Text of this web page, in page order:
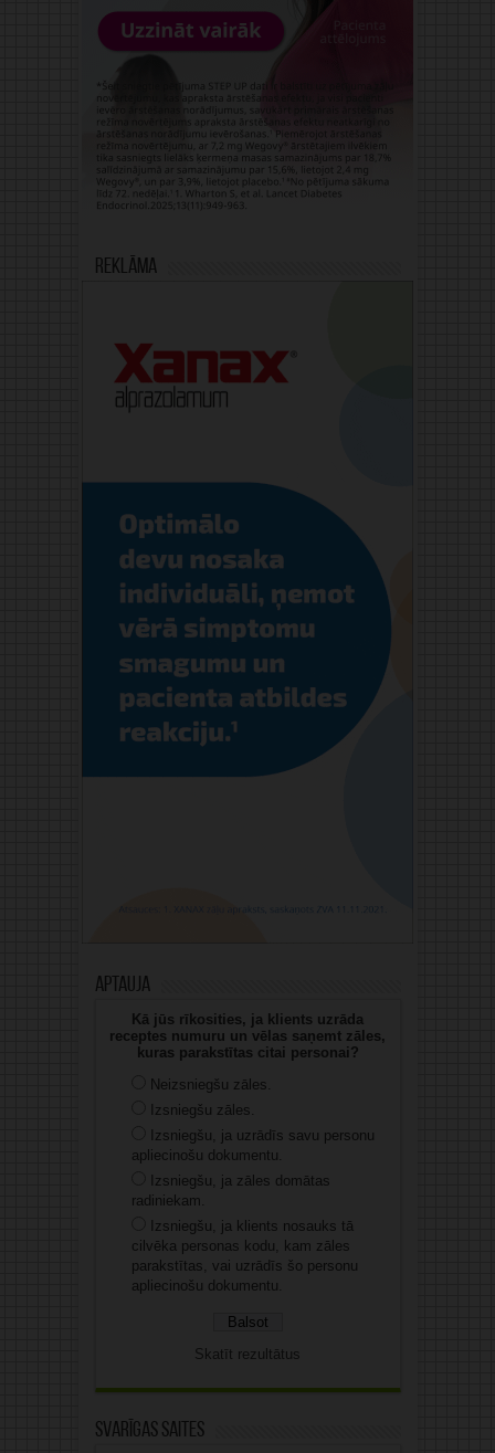
Reklāma
Aptauja
Kā jūs rīkosities, ja klients uzrāda
receptes numuru un vēlas saņemt zāles,
kuras parakstītas citai personai?
Neizsniegšu zāles.
Izsniegšu zāles.
Izsniegšu, ja uzrādīs savu personu
apliecinošu dokumentu.
Izsniegšu, ja zāles domātas
radiniekam.
Izsniegšu, ja klients nosauks tā
cilvēka personas kodu, kam zāles
parakstītas, vai uzrādīs šo personu
apliecinošu dokumentu.
Skatīt rezultātus
Svarīgas saites